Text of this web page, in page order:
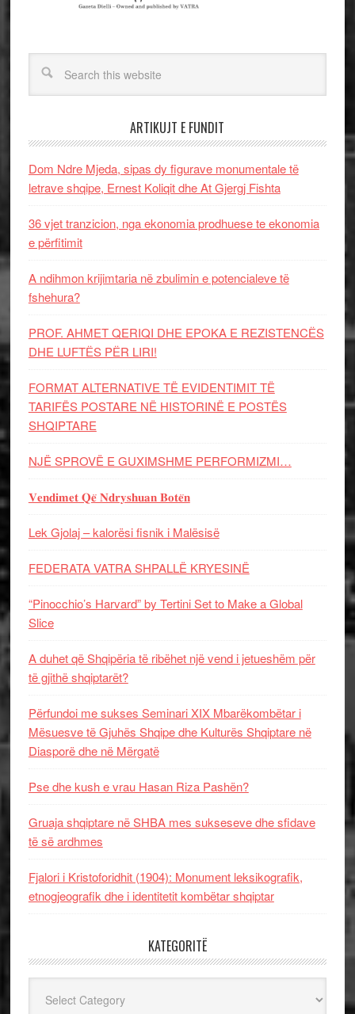
ARTIKUJT E FUNDIT
Dom Ndre Mjeda, sipas dy figurave monumentale të
letrave shqipe, Ernest Koliqit dhe At Gjergj Fishta
36 vjet tranzicion, nga ekonomia prodhuese te ekonomia
e përfitimit
A ndihmon krijimtaria në zbulimin e potencialeve të
fshehura?
PROF. AHMET QERIQI DHE EPOKA E REZISTENCЁS
DHE LUFTЁS PЁR LIRI!
FORMAT ALTERNATIVE TË EVIDENTIMIT TË
TARIFËS POSTARE NË HISTORINË E POSTËS
SHQIPTARE
NJË SPROVË E GUXIMSHME PERFORMIZMI…
𝐕𝐞𝐧𝐝𝐢𝐦𝐞𝐭 𝐐𝐞̈ 𝐍𝐝𝐫𝐲𝐬𝐡𝐮𝐚𝐧 𝐁𝐨𝐭𝐞̈𝐧
Lek Gjolaj – kalorësi fisnik i Malësisë
FEDERATA VATRA SHPALLË KRYESINË
“Pinocchio’s Harvard” by Tertini Set to Make a Global
Slice
A duhet që Shqipëria të ribëhet një vend i jetueshëm për
të gjithë shqiptarët?
Përfundoi me sukses Seminari XIX Mbarëkombëtar i
Mësuesve të Gjuhës Shqipe dhe Kulturës Shqiptare në
Diasporë dhe në Mërgatë
Pse dhe kush e vrau Hasan Riza Pashën?
Gruaja shqiptare në SHBA mes sukseseve dhe sfidave
të së ardhmes
Fjalori i Kristoforidhit (1904): Monument leksikografik,
etnogjeografik dhe i identitetit kombëtar shqiptar
KATEGORITË